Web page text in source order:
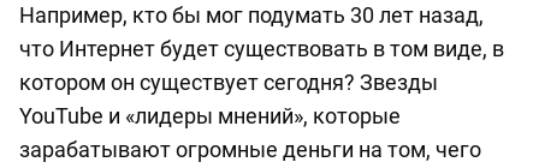
Например, кто бы мог подумать 30 лет назад,
что Интернет будет существовать в том виде, в
котором он существует сегодня? Звезды
YouTube и «лидеры мнений», которые
зарабатывают огромные деньги на том, чего